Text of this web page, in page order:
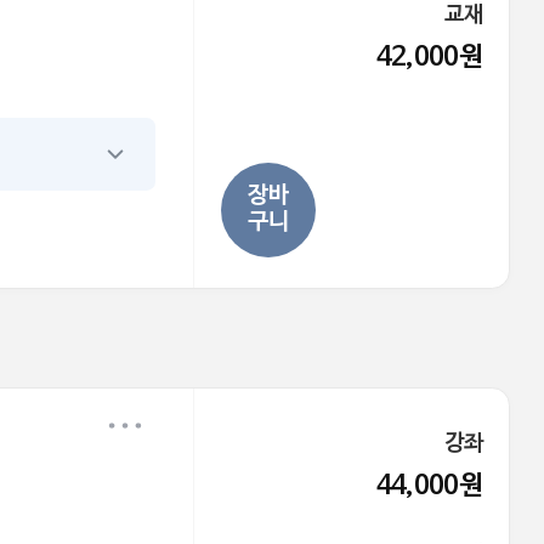
교재
42,000원
장바
구니
강좌
44,000원